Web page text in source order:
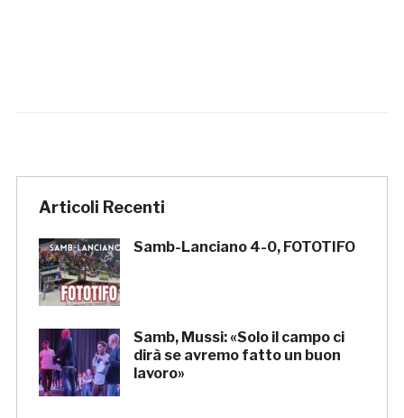
Articoli Recenti
Samb-Lanciano 4-0, FOTOTIFO
Samb, Mussi: «Solo il campo ci
dirà se avremo fatto un buon
lavoro»